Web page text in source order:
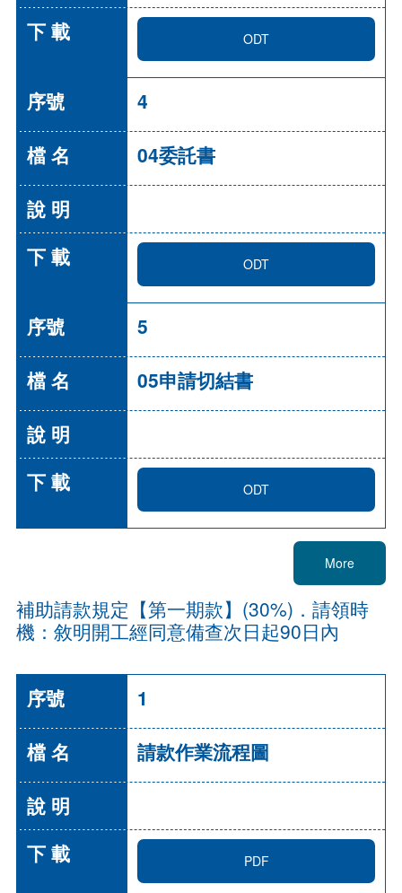
ODT
4
04委託書
ODT
5
05申請切結書
ODT
More
補助請款規定【第一期款】(30%)．請領時
機：敘明開工經同意備查次日起90日內
1
請款作業流程圖
PDF